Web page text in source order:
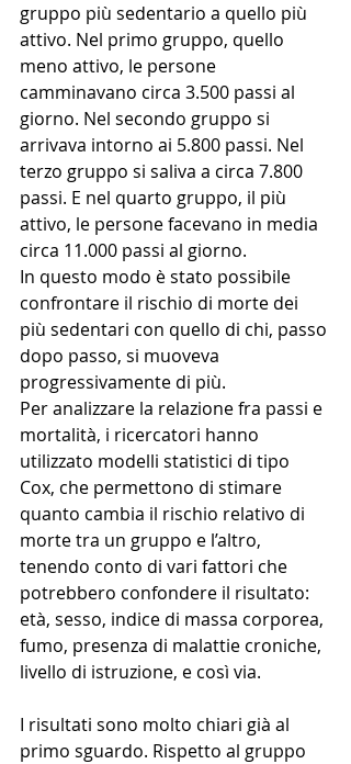
gruppo più sedentario a quello più
attivo. Nel primo gruppo, quello
meno attivo, le persone
camminavano circa 3.500 passi al
giorno. Nel secondo gruppo si
arrivava intorno ai 5.800 passi. Nel
terzo gruppo si saliva a circa 7.800
passi. E nel quarto gruppo, il più
attivo, le persone facevano in media
circa 11.000 passi al giorno.
In questo modo è stato possibile
confrontare il rischio di morte dei
più sedentari con quello di chi, passo
dopo passo, si muoveva
progressivamente di più.
Per analizzare la relazione fra passi e
mortalità, i ricercatori hanno
utilizzato modelli statistici di tipo
Cox, che permettono di stimare
quanto cambia il rischio relativo di
morte tra un gruppo e l’altro,
tenendo conto di vari fattori che
potrebbero confondere il risultato:
età, sesso, indice di massa corporea,
fumo, presenza di malattie croniche,
livello di istruzione, e così via.
I risultati sono molto chiari già al
primo sguardo. Rispetto al gruppo